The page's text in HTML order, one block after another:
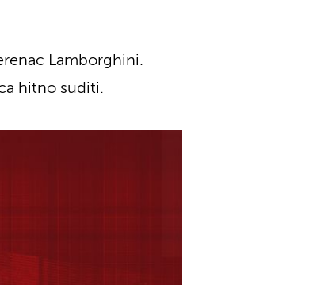
Lamborghini.
hitno suditi.